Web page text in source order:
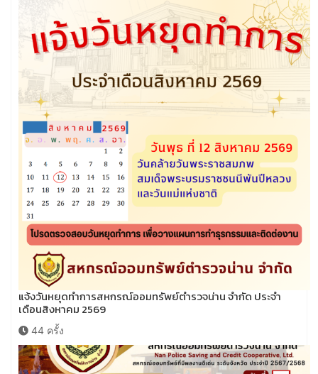
แจ้งวันหยุดทำการสหกรณ์ออมทรัพย์ตำรวจน่าน จำกัด ประจำ
เดือนสิงหาคม 2569
44 ครั้ง